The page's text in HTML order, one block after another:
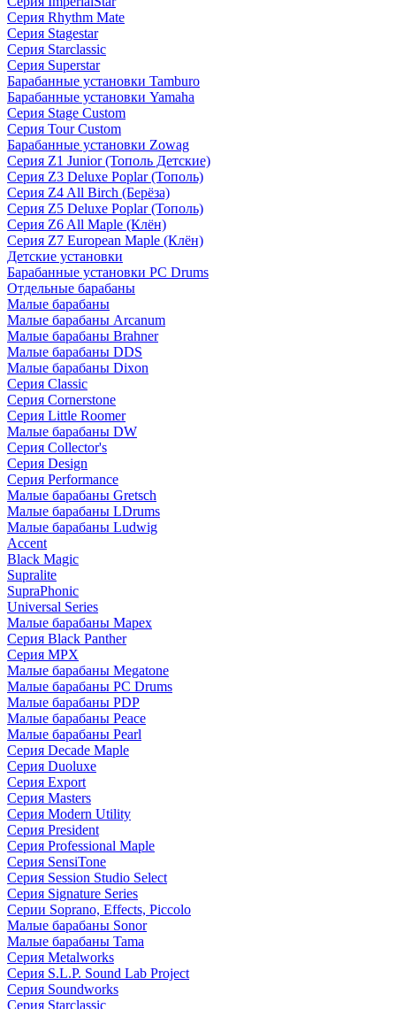
Серия Rhythm Mate
Серия Stagestar
Серия Starclassic
Серия Superstar
Барабанные установки Tamburo
Барабанные установки Yamaha
Серия Stage Custom
Серия Tour Custom
Барабанные установки Zowag
Серия Z1 Junior (Тополь Детские)
Серия Z3 Deluxe Poplar (Тополь)
Серия Z4 All Birch (Берёза)
Серия Z5 Deluxe Poplar (Тополь)
Серия Z6 All Maple (Клён)
Серия Z7 European Maple (Клён)
Детские установки
Барабанные установки PC Drums
Отдельные барабаны
Малые барабаны
Малые барабаны Arcanum
Малые барабаны Brahner
Малые барабаны DDS
Малые барабаны Dixon
Серия Classic
Серия Cornerstone
Серия Little Roomer
Малые барабаны DW
Серия Collector's
Серия Design
Серия Performance
Малые барабаны Gretsch
Малые барабаны LDrums
Малые барабаны Ludwig
Accent
Black Magic
Supralite
SupraPhonic
Universal Series
Малые барабаны Mapex
Серия Black Panther
Серия MPX
Малые барабаны Megatone
Малые барабаны PC Drums
Малые барабаны PDP
Малые барабаны Peace
Малые барабаны Pearl
Серия Decade Maple
Серия Duoluxe
Серия Export
Серия Masters
Серия Modern Utility
Серия President
Серия Professional Maple
Серия SensiTone
Серия Session Studio Select
Серия Signature Series
Серии Soprano, Effects, Piccolo
Малые барабаны Sonor
Малые барабаны Tama
Серия Metalworks
Серия S.L.P. Sound Lab Project
Серия Soundworks
Серия Starclassic